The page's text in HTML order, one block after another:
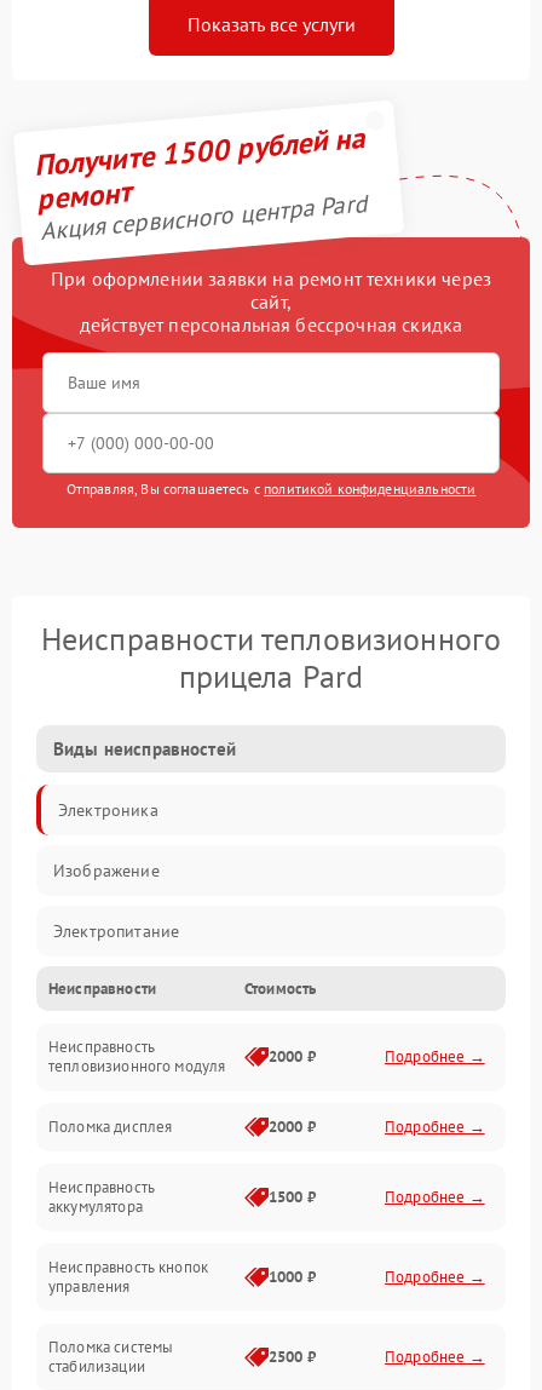
Показать все услуги
Получите 1500 рублей на
ремонт
Акция сервисного центра Pard
При оформлении заявки на ремонт техники через
сайт,
действует персональная бессрочная скидка
Отправляя, Вы соглашаетесь с политикой конфиденциальности
Неисправности тепловизионного
прицела Pard
Виды неисправностей
Электроника
Изображение
Электропитание
Измерения
Матрица
Неисправности Стоимость
Неисправность
тепловизионного модуля
2000 ₽ Подробнее →
Поломка дисплея 2000 ₽ Подробнее →
Неисправность
аккумулятора
1500 ₽ Подробнее →
Неисправность кнопок
управления
1000 ₽ Подробнее →
Поломка системы
стабилизации
2500 ₽ Подробнее →